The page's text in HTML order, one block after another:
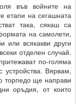
във войните на
етапи на сегашната
така, сякаш са
на самолети,
или всякакви други
отделен случай.
по-голяма
устройства. Вярвам,
торпедо ще направи
оръдия, от които